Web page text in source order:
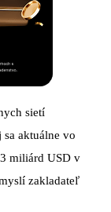
sietí
aktuálne vo
miliárd USD v
zakladateľ